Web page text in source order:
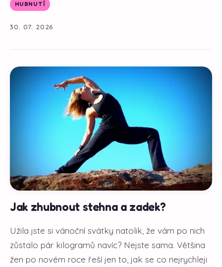
HUBNUTÍ
30. 07. 2026
Jak zhubnout stehna a zadek?
Užila jste si vánoční svátky natolik, že vám po nich
zůstalo pár kilogramů navíc? Nejste sama. Většina
žen po novém roce řeší jen to, jak se co nejrychleji